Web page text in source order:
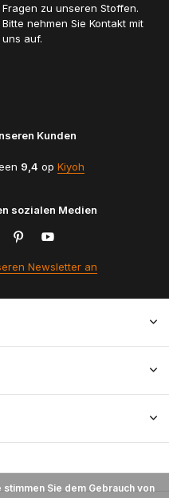
Fragen zu unseren Stoffen.
Bitte nehmen Sie Kontakt mit
uns auf.
Kunden
9,4 op Kiyoh
sozialen Medien
Newsletter an
Sie dem Gebrauch von